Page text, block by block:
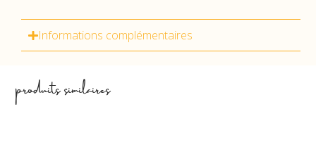
Informations complémentaires
produits similaires